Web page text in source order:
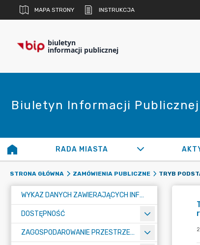
MAPA STRONY INSTRUKCJA
biuletyn
informacji publicznej
Biuletyn Informacji
RADA MIASTA
STRONA GŁÓWNA ZAMÓWIENIA PUBLICZNE
WYKAZ DANYCH ZAWIERAJĄCYCH INFORMACJE O ŚRODOWISKU I JEGO OCHRONIE
DOSTĘPNOŚĆ
ZAGOSPODAROWANIE PRZESTRZENNE